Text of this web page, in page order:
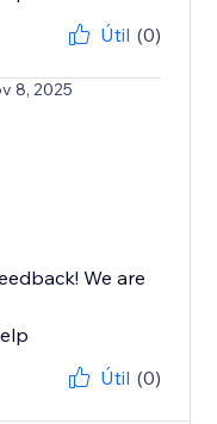
Útil (0)
8, 2025
We are
Útil (0)